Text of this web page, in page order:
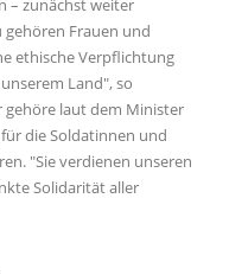
– zunächst weiter
gehören Frauen und
ethische Verpflichtung
Land", so
gehöre laut dem Minister
die Soldatinnen und
"Sie verdienen unseren
Solidarität aller